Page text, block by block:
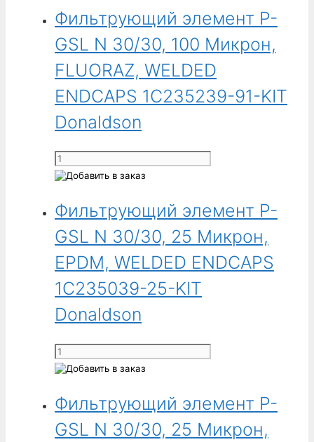
01-
KIT
Donaldson
элемент
P-
GSL
N
30/30,
100
Микрон,
EPDM,
WELDED
ENDCAPS
1C235039-
91-
KIT
Donaldson
Фильтрующий элемент P-
GSL N 30/30, 100 Микрон,
FLUORAZ, WELDED
ENDCAPS 1C235239-91-KIT
Donaldson
Количество
товара
элемент
GSL
N
30/30,
100
Микрон,
FLUORAZ,
WELDED
ENDCAPS
1C235239-
91-
KIT
Donaldson
Фильтрующий элемент P-
GSL N 30/30, 25 Микрон,
EPDM, WELDED ENDCAPS
1C235039-25-KIT
Donaldson
Количество
товара
элемент
P-
GSL
Фильтрующий элемент P-
GSL N 30/30, 25 Микрон,